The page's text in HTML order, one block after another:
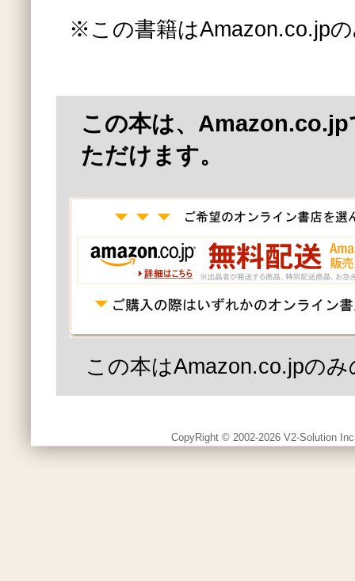
※この書籍はAmazon.co.jp
この本は、
ただけます。
この本はAmazon.co.jpの
CopyRight © 2002-2026 V2-Solution